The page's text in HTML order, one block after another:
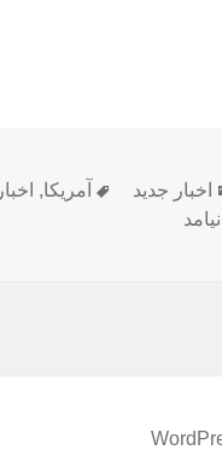
دسته‌ها
اخبار جدید برچسب‌ها
آمریکا, اخبار
نیامد